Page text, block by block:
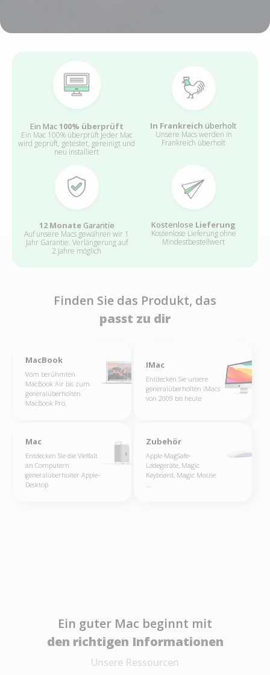
Ein Mac100% überprüft
Ein Mac 100% überprüft Jeder Mac
wird geprüft, getestet, gereinigt und
neu installiert
In Frankreich überholt
Unsere Macs werden in
Frankreich überholt
12 MonateGarantie
Auf unsere Macs gewähren wir 1
Jahr Garantie. Verlängerung auf
2 Jahre möglich
Kostenlose Lieferung
Kostenlose Lieferung ohne
Mindestbestellwert
Finden Sie das Produkt, das
passt zu dir
MacBook
Vom berühmten
MacBook Air bis zum
generalüberholten
MacBook Pro.
IMac
Entdecken Sie unsere
generalüberholten iMacs
von 2009 bis heute
Mac
Entdecken Sie die Vielfalt
an Computern
generalüberholter Apple-
Desktop
Zubehör
Apple MagSafe-
Ladegeräte, Magic
Keyboard, Magic Mouse
Ein guter Mac beginnt mit
den richtigen Informationen
Unsere Ressourcen